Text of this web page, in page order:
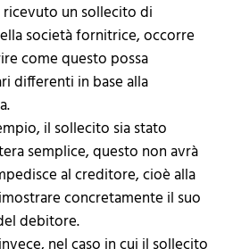
ricevuto un sollecito di
società fornitrice, occorre
come questo possa
differenti in base alla
il sollecito sia stato
semplice, questo non avrà
al creditore, cioè alla
concretamente il suo
debitore.